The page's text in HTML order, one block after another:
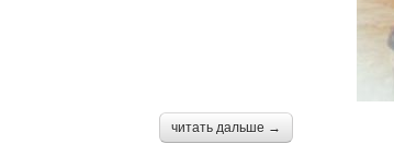
читать дальше →